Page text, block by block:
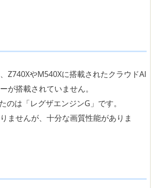
Z740XやM540Xに搭載されたクラウドAI
が搭載されていません。
のは「レグザエンジンG」です。
ませんが、十分な画質性能がありま